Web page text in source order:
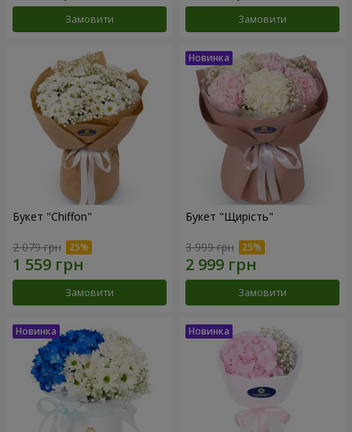
Замовити Замовити
Букет "Chiffon"
2 079 грн
Замовити
Букет "Щирість"
3 999 грн
Замовити